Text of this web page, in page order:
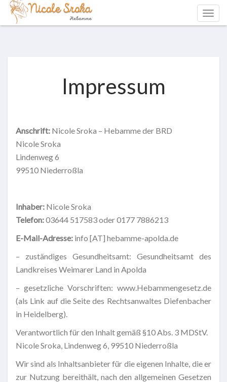
Impressum
Anschrift: Nicole Sroka – Hebamme der BRD
Nicole Sroka
Lindenweg 6
99510 Niederroßla
Inhaber: Nicole Sroka
Telefon:03644 517583 oder 0177 7886213
E-Mail-Adresse: info [AT] hebamme-apolda.de
– zuständiges Gesundheitsamt: Gesundheitsamt des
Landkreises Weimarer Land in Apolda
– gesetzliche Vorschriften: www.Hebammengesetz.de
(als Link auf die Seite des Rechtsanwaltes Diefenbacher
in Heidelberg).
Verantwortlich für den Inhalt gemäß §10 Abs. 3 MDStV.
Nicole Sroka, Lindenweg 6, 99510 Niederroßla
Wir sind als Inhaltsanbieter für die eigenen Inhalte, die er
zur Nutzung bereithält, nach den allgemeinen Gesetzen